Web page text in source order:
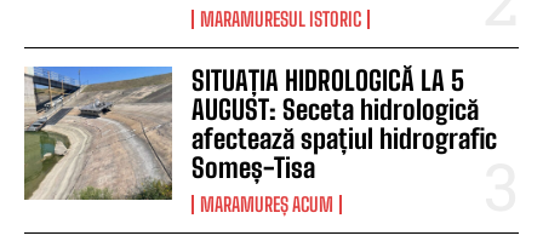
MARAMURESUL ISTORIC
SITUAȚIA HIDROLOGICĂ LA 5
AUGUST: Seceta hidrologică
afectează spațiul hidrografic
Someș-Tisa
MARAMUREȘ ACUM